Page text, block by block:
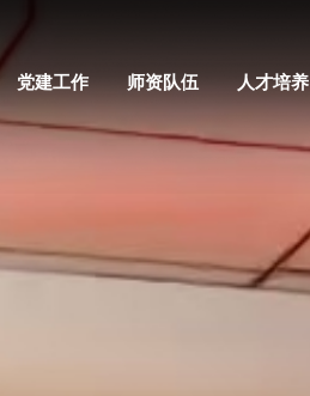
党建工作 师资队伍 人才培养